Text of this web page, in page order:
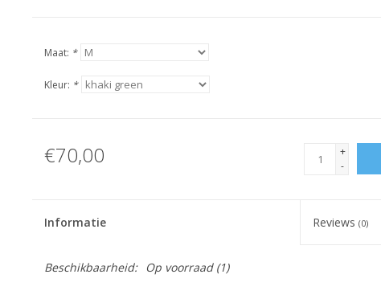
Maat: *
Kleur: *
€70,00
+
-
Informatie Reviews(0)
Beschikbaarheid: Op voorraad(1)